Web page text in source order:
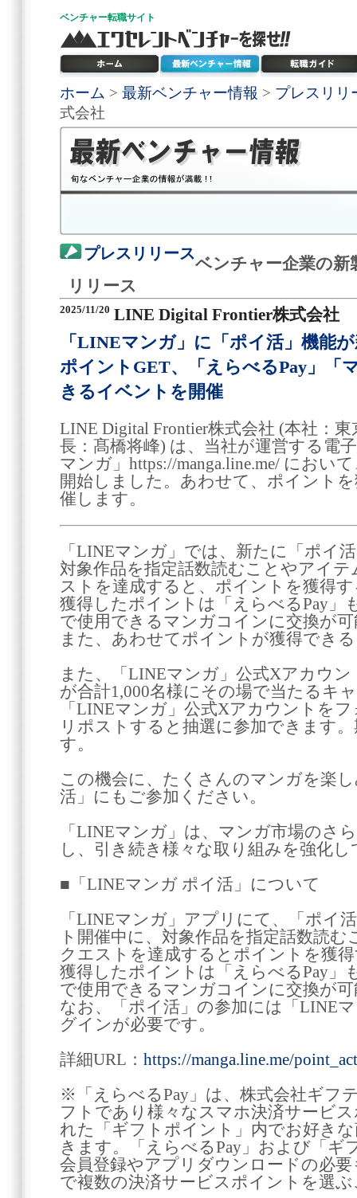
ベンチャー転職サイト
ホーム > 最新ベンチャー情報 > プレスリリ
式会社
プレスリリース
ベンチャー企業の新
リリース
2025/11/20 LINE Digital Frontier株式会社
「LINEマンガ」に「ポイ活」機能
ポイントGET、「えらべるPay」「
きるイベントを開催
LINE Digital Frontier株式会社 (本社：
長：髙橋将峰) は、当社が運営する電
マンガ」https://manga.line.me/ におい
開始しました。あわせて、ポイント
催します。
「LINEマンガ」では、新たに「ポイ
対象作品を指定話数読むことやアイ
ストを達成すると、ポイントを獲得
獲得したポイントは「えらべるPay」
で使用できるマンガコインに交換が
また、あわせてポイントが獲得でき
また、「LINEマンガ」公式Xアカウ
が合計1,000名様にその場で当たるキ
「LINEマンガ」公式Xアカウントを
リポストすると抽選に参加できます
す。
この機会に、たくさんのマンガを楽
活」にもご参加ください。
「LINEマンガ」は、マンガ市場のさ
し、引き続き様々な取り組みを強化
■「LINEマンガ ポイ活」について
「LINEマンガ」アプリにて、「ポイ
ト開催中に、対象作品を指定話数読
クエストを達成するとポイントを獲
獲得したポイントは「えらべるPay」
で使用できるマンガコインに交換が
なお、「ポイ活」の参加には「LINE
グインが必要です。
詳細URL： https://manga.line.me/
※「えらべるPay」は、株式会社ギフ
フトであり様々なスマホ決済サービ
れた「ギフトポイント」内でお好き
きます。「えらべるPay」および「ギ
会員登録やアプリダウンロードの必
で複数の決済サービスポイントを選